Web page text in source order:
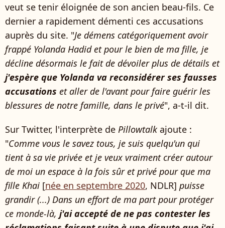
veut se tenir éloignée de son ancien beau-fils. Ce
dernier a rapidement démenti ces accusations
auprès du site. "Je démens catégoriquement avoir
frappé Yolanda Hadid et pour le bien de ma fille, je
décline désormais le fait de dévoiler plus de détails et
j'espère que Yolanda va reconsidérer ses fausses
accusations et aller de l'avant pour faire guérir les
blessures de notre famille, dans le privé", a-t-il dit.
Sur Twitter, l'interprète de Pillowtalkajoute :
"Comme vous le savez tous, je suis quelqu'un qui
tient à sa vie privée et je veux vraiment créer autour
de moi un espace à la fois sûr et privé pour que ma
fille Khai [née en septembre 2020, NDLR] puisse
grandir (...) Dans un effort de ma part pour protéger
ce monde-là, j'ai accepté de ne pas contester les